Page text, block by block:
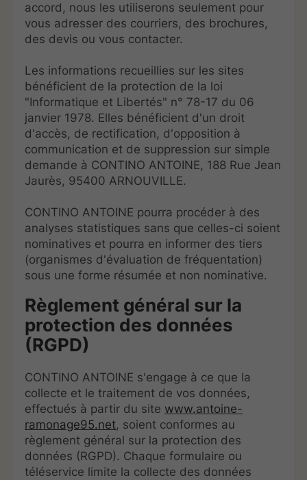
accord, nous les utiliserons seulement pour
vous adresser des courriers, des brochures,
des devis ou vous contacter.
Les informations recueillies sur les sites
bénéficient de la protection de la loi
"Informatique et Libertés" n° 78-17 du 06
janvier 1978. Elles bénéficient d'un droit
d'accès, de rectification, d'opposition à
communication et de suppression sur simple
demande à CONTINO ANTOINE, 188 Rue Jean
Jaurès, 95400 ARNOUVILLE.
CONTINO ANTOINE pourra procéder à des
analyses statistiques sans que celles-ci soient
nominatives et pourra en informer des tiers
(organismes d'évaluation de fréquentation)
sous une forme résumée et non nominative.
Règlement général sur la
protection des données
(RGPD)
CONTINO ANTOINE s'engage à ce que la
collecte et le traitement de vos données,
effectués à partir du site www.antoine-
ramonage95.net, soient conformes au
règlement général sur la protection des
données (RGPD). Chaque formulaire ou
téléservice limite la collecte des données